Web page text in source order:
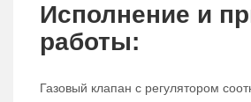
Исполнение и
работы:
Газовый клапан с регулятором